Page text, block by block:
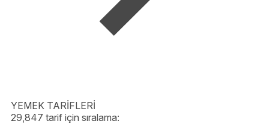
YEMEK TARİFLERİ
29,847 tarif için sıralama: